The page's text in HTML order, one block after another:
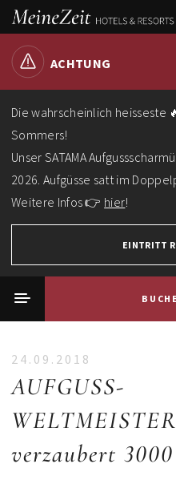
ACHTUNG
Die wahrscheinlich heisseste
Sommers!
Unser SATAMA
2026. Aufgüsse satt im
Weitere Infos 👉 hier!
EINTRITT
24.09.2018
AUFGUSS-
verzaubert